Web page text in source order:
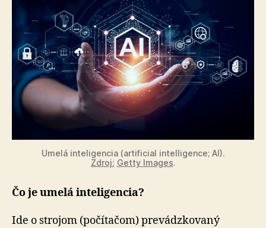
Umelá inteligencia (artificial intelligence; AI).
Zdroj: Getty Images.
Čo je umelá inteligencia?
Ide o strojom (počítačom) prevádzkovaný